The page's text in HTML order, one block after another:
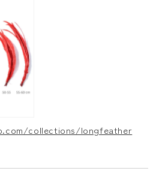
collections/longfeather